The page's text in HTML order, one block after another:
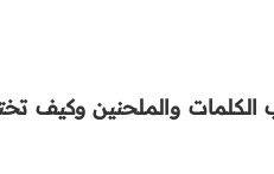
والملحنين وكيف